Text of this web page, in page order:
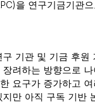
을 연구기금기관
기관 및 기금 후원
려하는 방향으로
요구가 증가하고
만 아직 구독 기반